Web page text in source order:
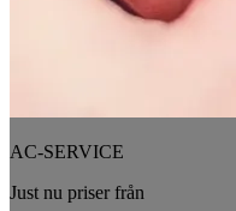
AC-SERVICE
Just nu priser från